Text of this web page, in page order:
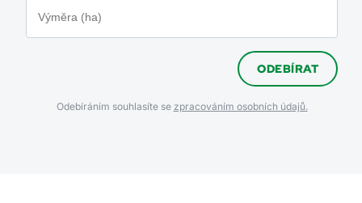
ODEBÍRAT
Odebíráním souhlasíte se zpracováním osobních údajů.